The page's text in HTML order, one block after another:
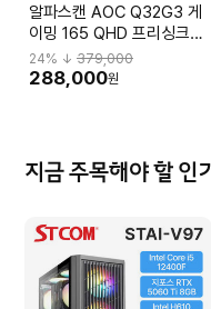
알파스캔 AOC Q32G3 게
이밍 165 QHD 프리싱크
HDR 무결점 Q32G3_H
24% ↓ 379,000
288,000원
지금 주목해야 할 인